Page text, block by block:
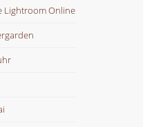
Lightroom Online